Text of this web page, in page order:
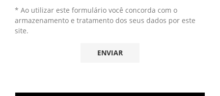
* Ao utilizar este formulário você concorda com o
armazenamento e tratamento dos seus dados por este
site.